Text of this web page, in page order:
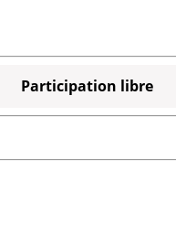
Participation libre